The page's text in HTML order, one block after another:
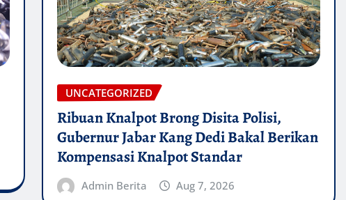
UNCATEGORIZED
Ribuan Knalpot Brong Disita Polisi,
Gubernur Jabar Kang Dedi Bakal Berikan
Kompensasi Knalpot Standar
Admin Berita Aug 7, 2026